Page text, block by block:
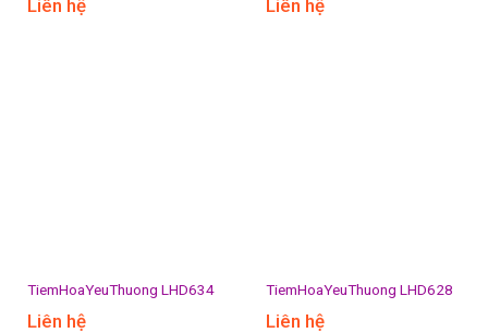
Liên hệ Liên hệ
TiemHoaYeuThuong LHD634
Liên hệ
TiemHoaYeuThuong LHD628
Liên hệ